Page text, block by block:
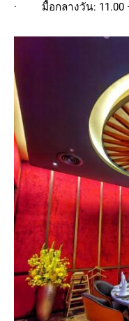
· มื้อกลางวัน: 11.00